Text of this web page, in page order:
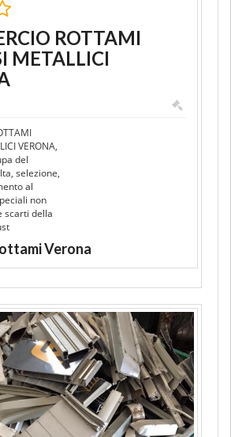
ROTTAMI
METALLICI
VERONA,
del
selezione,
al
non
scarti della
Verona